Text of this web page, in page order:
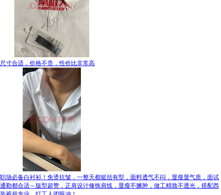
尺寸合适，价格不贵，性价比非常高
职场必备白衬衫！免烫抗皱，一整天都挺括有型，面料透气不闷，显瘦显气质，面试
通勤都合适～版型超赞，正肩设计修饰肩线，显瘦不臃肿，做工精致不透光，搭配西